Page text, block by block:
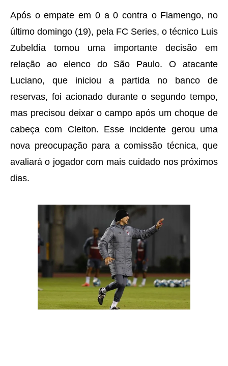
Após o empate em 0 a 0 contra o Flamengo, no
último domingo (19), pela FC Series, o técnico Luis
Zubeldía tomou uma importante decisão em
relação ao elenco do São Paulo. O atacante
Luciano, que iniciou a partida no banco de
reservas, foi acionado durante o segundo tempo,
mas precisou deixar o campo após um choque de
cabeça com Cleiton. Esse incidente gerou uma
nova preocupação para a comissão técnica, que
avaliará o jogador com mais cuidado nos próximos
dias.